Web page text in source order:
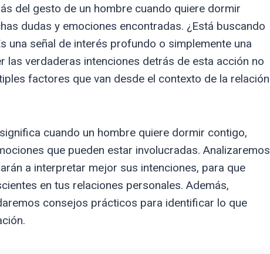
del gesto de un hombre cuando quiere dormir
dudas y emociones encontradas. ¿Está buscando
una señal de interés profundo o simplemente una
las verdaderas intenciones detrás de esta acción no
factores que van desde el contexto de la relación
cuando un hombre quiere dormir contigo,
que pueden estar involucradas. Analizaremos
a interpretar mejor sus intenciones, para que
en tus relaciones personales. Además,
consejos prácticos para identificar lo que